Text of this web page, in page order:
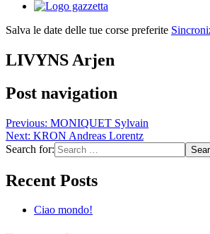
Salva le date delle tue corse preferite
LIVYNS Arjen
Post navigation
Previous: MONIQUET Sylvain
Next: KRON Andreas Lorentz
Search for:
Recent Posts
Ciao mondo!